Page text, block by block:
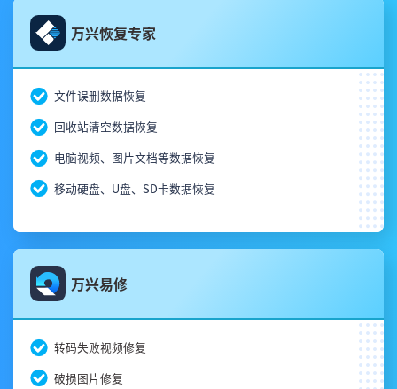
万兴恢复专家
文件误删数据恢复
回收站清空数据恢复
电脑视频、图片文档等数据恢复
移动硬盘、U盘、SD卡数据恢复
万兴易修
转码失败视频修复
破损图片修复